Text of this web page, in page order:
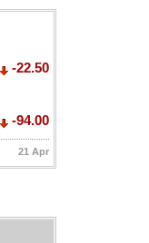
-22.50
-94.00
21 Apr